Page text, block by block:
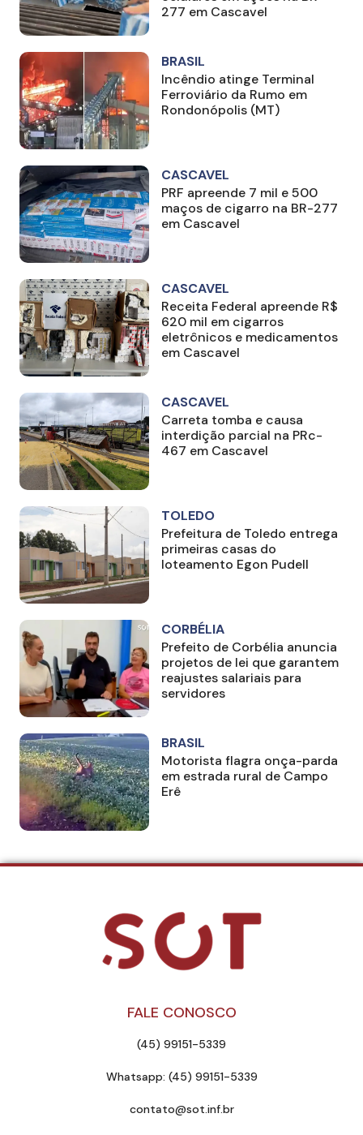
277 em Cascavel
BRASIL
Incêndio atinge Terminal
Ferroviário da Rumo em
Rondonópolis (MT)
CASCAVEL
PRF apreende 7 mil e 500
maços de cigarro na BR-277
em Cascavel
CASCAVEL
Receita Federal apreende R$
620 mil em cigarros
eletrônicos e medicamentos
em Cascavel
CASCAVEL
Carreta tomba e causa
interdição parcial na PRc-
467 em Cascavel
TOLEDO
Prefeitura de Toledo entrega
primeiras casas do
loteamento Egon Pudell
CORBÉLIA
Prefeito de Corbélia anuncia
projetos de lei que garantem
reajustes salariais para
servidores
BRASIL
Motorista flagra onça-parda
em estrada rural de Campo
Erê
FALE CONOSCO
(45) 99151-5339
Whatsapp: (45) 99151-5339
contato@sot.inf.br